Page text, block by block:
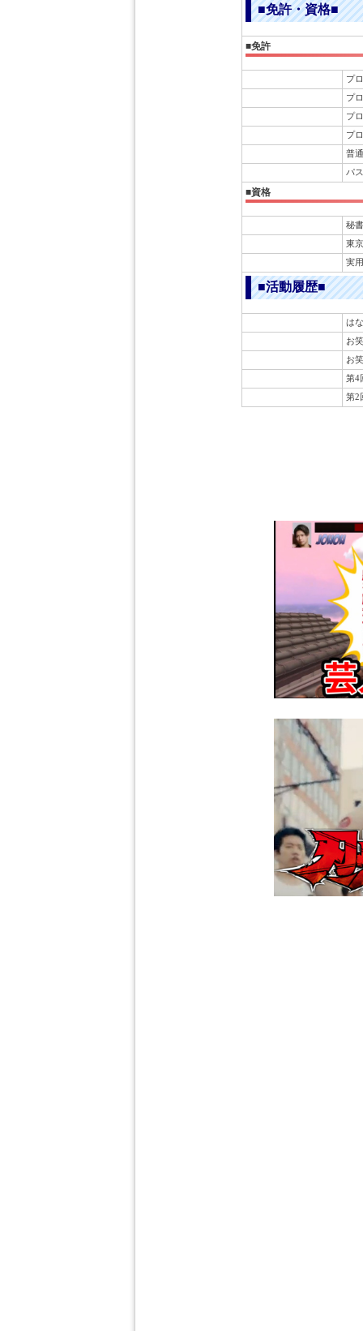
■免許・資格■
■免許
プ
プ
プ
プ
普
パ
■資格
秘
東
実
■活動履歴■
は
お
お
第4
第2